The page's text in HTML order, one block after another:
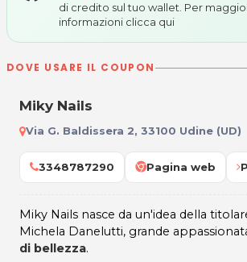
di credito sul tuo wallet. Per
informazioni clicca qui
DOVE USARE IL COUPON
Miky Nails
Via G. Baldissera 2, 33100 Udine (UD)
3348787290 Pagina web
Miky Nails nasce da un'idea della
Michela Danelutti, grande
di bellezza.